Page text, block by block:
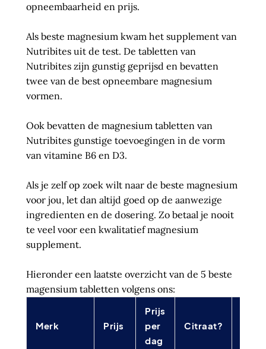
opneembaarheid en prijs.
Als beste magnesium kwam het supplement van
Nutribites uit de test. De tabletten van
Nutribites zijn gunstig geprijsd en bevatten
twee van de best opneembare magnesium
vormen.
Ook bevatten de magnesium tabletten van
Nutribites gunstige toevoegingen in de vorm
van vitamine B6 en D3.
Als je zelf op zoek wilt naar de beste magnesium
voor jou, let dan altijd goed op de aanwezige
ingredienten en de dosering. Zo betaal je nooit
te veel voor een kwalitatief magnesium
supplement.
Hieronder een laatste overzicht van de 5 beste
magensium tabletten volgens ons:
Merk Prijs
Prijs
per
dag
Citraat?